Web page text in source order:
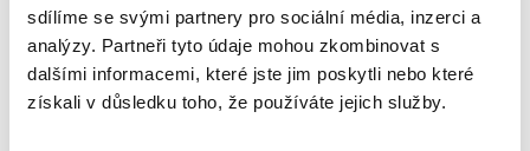
sdílíme se svými partnery pro sociální média, inzerci a
analýzy. Partneři tyto údaje mohou zkombinovat s
dalšími informacemi, které jste jim poskytli nebo které
získali v důsledku toho, že používáte jejich služby.